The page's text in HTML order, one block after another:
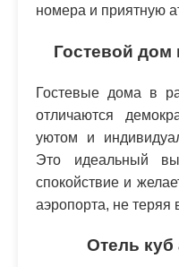
номера и приятную
Гостевой дом
Гостевые дома в
отличаются
уютом и
Это идеальный
спокойствие и
аэропорта, не теряя
Отель куб